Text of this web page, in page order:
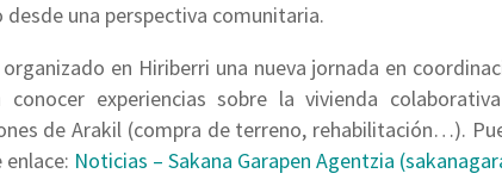
una perspectiva comunitaria.
en Hiriberri una nueva jornada en
experiencias sobre la vivienda
de Arakil (compra de terreno, rehabilitación…).
Noticias – Sakana Garapen Agentzia